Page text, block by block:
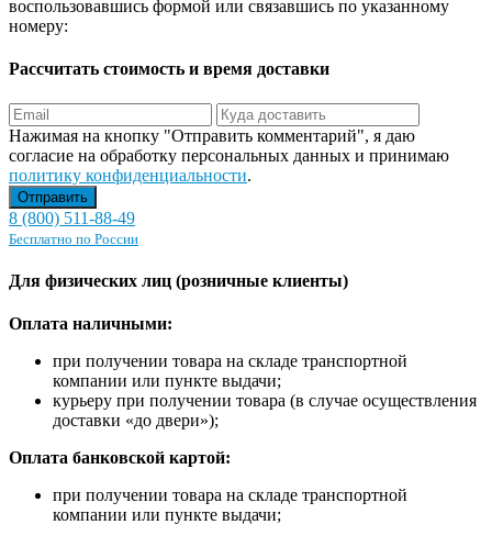
воспользовавшись формой или связавшись по указанному
номеру:
Рассчитать стоимость и время доставки
Нажимая на кнопку "Отправить комментарий", я даю
согласие на обработку персональных данных и принимаю
политику конфиденциальности.
8 (800) 511-88-49
Бесплатно по России
Для физических лиц (розничные клиенты)
Оплата наличными:
при получении товара на складе транспортной
компании или пункте выдачи;
курьеру при получении товара (в случае осуществления
доставки «до двери»);
Оплата банковской картой:
при получении товара на складе транспортной
компании или пункте выдачи;